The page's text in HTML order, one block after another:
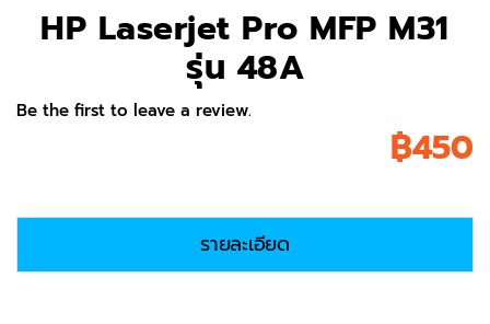
HP Laserjet Pro MFP M31
รุ่น 48A
Be the first to leave a review.
฿450
รายละเอียด